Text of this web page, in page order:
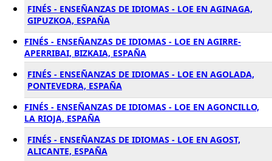
FINÉS - ENSEÑANZAS DE IDIOMAS - LOE EN AGINAGA,
GIPUZKOA, ESPAÑA
FINÉS - ENSEÑANZAS DE IDIOMAS - LOE EN AGIRRE-
APERRIBAI, BIZKAIA, ESPAÑA
FINÉS - ENSEÑANZAS DE IDIOMAS - LOE EN AGOLADA,
PONTEVEDRA, ESPAÑA
FINÉS - ENSEÑANZAS DE IDIOMAS - LOE EN AGONCILLO,
LA RIOJA, ESPAÑA
FINÉS - ENSEÑANZAS DE IDIOMAS - LOE EN AGOST,
ALICANTE, ESPAÑA